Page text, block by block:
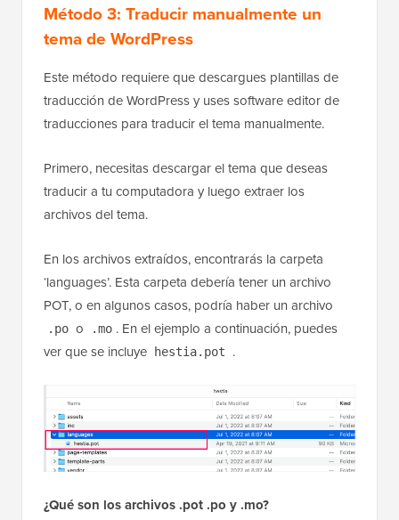
Método 3: Traducir manualmente un
tema de WordPress
Este método requiere que descargues plantillas de
traducción de WordPress y uses software editor de
traducciones para traducir el tema manualmente.
Primero, necesitas descargar el tema que deseas
traducir a tu computadora y luego extraer los
archivos del tema.
En los archivos extraídos, encontrarás la carpeta
‘languages’. Esta carpeta debería tener un archivo
POT, o en algunos casos, podría haber un archivo
.po o .mo . En el ejemplo a continuación, puedes
ver que se incluye
hestia.pot .
¿Qué son los archivos .pot .po y .mo?